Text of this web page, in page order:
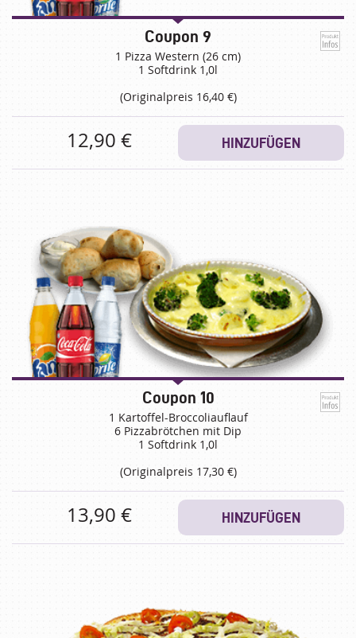
Coupon 9
1 Pizza Western (26 cm)
1 Softdrink 1,0l
(Originalpreis 16,40 €)
12,90 € HINZUFÜGEN
Coupon 10
1 Kartoffel-Broccoliauflauf
6 Pizzabrötchen mit Dip
1 Softdrink 1,0l
(Originalpreis 17,30 €)
13,90 € HINZUFÜGEN